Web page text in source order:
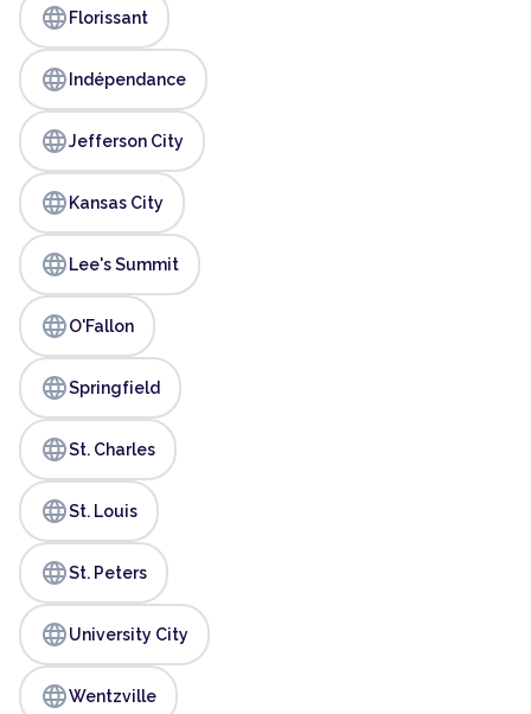
language Florissant
language Indépendance
languageJefferson City
language Kansas City
language Lee's Summit
languageO'Fallon
languageSpringfield
languageSt. Charles
languageSt. Louis
languageSt. Peters
languageUniversity City
languageWentzville